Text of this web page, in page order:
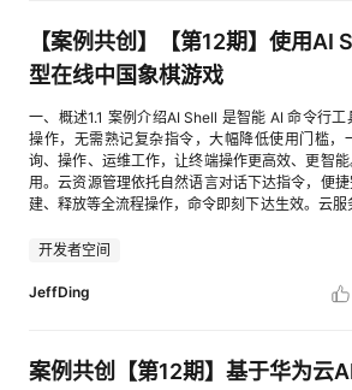
异常处理和模板输入回显。审查后对搜索框及菜
了处理，并重新验证主要路由。需要说明的是
MVP，代码审查结论仅代表本轮测试范围，不等
实系统使用 bcrypt 等算法保存密码哈希Session
启后会话丢失，不适合多实例使用 Redis 等持
CSRF 防护与登录限流生产环境存在请求伪造和
Token、限流和安全响应头评分使用 parseInt 解
解析为 4使用 Number() 与 Number.isInteger()
通用户无需登录无法限制重复评价或查看个人记
和图片审核没有自动化单元测试回归验证主要依
统计和满意度趋势图。结合大模型生成“高频问题
摘要。增加菜品分类筛选、价格区间筛选和排行榜
中，删除 ECS 不会自动导出这些数据。清理浏览
提供的导出功能保存必要数据。4.2 删除 ECS
表，选择本案例创建的云服务器，点击“更多 > 删
据盘。确认无误后执行删除。4.3 检查其他计费
否仍在计费：弹性公网 IP；数据盘；快照；域名
五、扩展资料说明华为开发者空间：
cid:link_15.1 项目适用边界当前项目适合：前端
型；单机演示；AI 辅助编程实践。当前项目不适合
多设备之间无法同步数据；浏览器缓存清理后，
继续增加：Spring Boot、Node.js 或其他后端服
台华为云 ECS，完成了一个可浏览、可评价、可管
行环境inventory.json模拟云资源清单，不调用真
名、标签、过期、闲置、公开访问等检查规则
块src/reporters/Markdown 和 JSON 报告生成模
检结果，不依赖外部存储和通知服务3. 技术选
Shell支持自然语言描述需求，能够快速生成方案
满足活动对代码仓库的要求，便于公开复现
环境，按需执行，免费额度足够覆盖本案例
规则检查、报告生成等脚本JSON/YAMLJSON
适合维护可读的检查规则Markdown/JSON 报告
账号。已进入华为云 AI Shell 云端作业环境。已创
FunctionGraph 函数工作流并能创建事件函数。
RDS、OBS、SMN、API Gateway、公网带宽
目我首先向 AI Shell 描述目标：设计一个零成本
AI Shell 辅助生成方案和代码； 2. 使用
线：需要创建合适规格和架构的 ECS。需要安装
赖。需要同步较大的 OpenHarmony 相关源码和
链路径、软链接和环境变量。编译完成后还要下载
言描述目标，再把重复流程沉淀为 skill 或脚本，
即可。核心要点架构选择：必须使用 x86_64 架构
兼容 aarch64。源码下载：使用 repo 工具，
lfs。工具链配置：需要配置 RISC-V 编译器
Python 依赖：需要安装 kconfiglib、pycparser
is_debug=false。资源清理：构建完成后及时保存
60分钟。资源总览创建华为云资源需要收费，请
Shell 下达编译 xiaohong 固件任务。AI Shell 调
自动化脚本。AI Shell 创建 x86_64 ECS 并准备构
【案例共创】【第12期】使用AI
型在线中国象棋游戏
一、概述1.1 案例介绍AI Shell 是智能 AI 命令行
操作，无需熟记复杂指令，大幅降低使用门槛，
询、操作、运维工作，让终端操作更高效、更智
用。云资源管理依托自然语言对话下达指令，便
建、释放等全流程操作，命令即刻下达生效。云服
警、多环境运维场景。应用部署依托自然语言对
时长预计60分钟。1.4 资源总览创建华为云资源
AI Shell体验版免费华为云ECS资源按需根据使用
Shell 使用指导2.1 获取访问秘钥AK 是Access
开发者空间
JeffDing
案例共创【第12期】基于华为云